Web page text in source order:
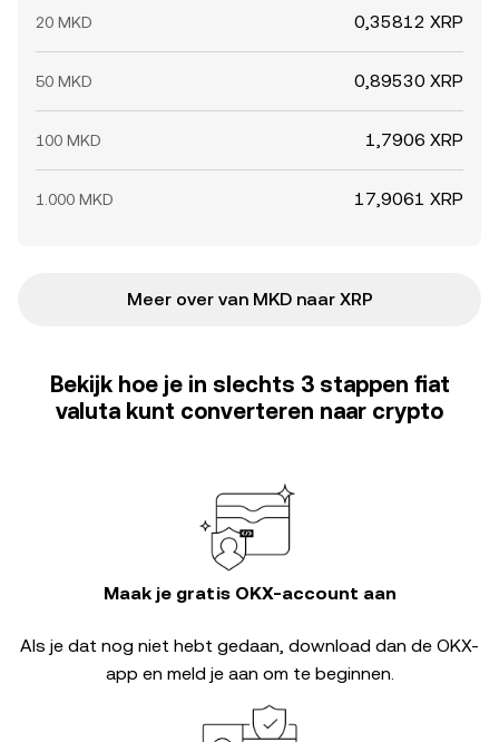
20 MKD 0,35812 XRP
50 MKD 0,89530 XRP
100 MKD 1,7906 XRP
1.000 MKD 17,9061 XRP
Meer over van MKD naar XRP
Bekijk hoe je in slechts 3 stappen fiat
valuta kunt converteren naar crypto
Maak je gratis OKX-account aan
Als je dat nog niet hebt gedaan, download dan de OKX-
app en meld je aan om te beginnen.